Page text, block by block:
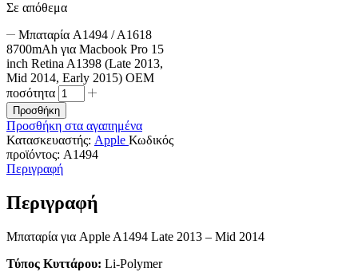
Σε απόθεμα
Μπαταρία A1494 / A1618
8700mAh για Macbook Pro 15
inch Retina A1398 (Late 2013,
Mid 2014, Early 2015) OEM
ποσότητα
Προσθήκη
Προσθήκη στα αγαπημένα
Κατασκευαστής: Apple Κωδικός
προϊόντος: A1494
Περιγραφή
Περιγραφή
Μπαταρία για Apple A1494 Late 2013 – Mid 2014
Τύπος Κυττάρου: Li-Polymer